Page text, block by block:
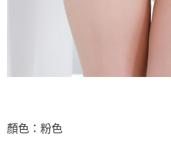
每筆NT$70，滿NT$799(含以上)免運
每筆NT$70，滿NT$799(含以上)免運
離島宅配
貨到付款
顏色：粉色